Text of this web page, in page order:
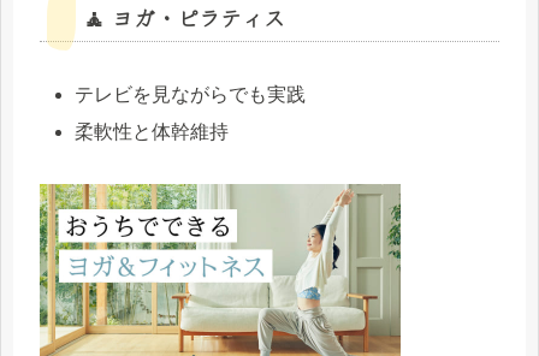
🧘 ヨガ・ピラティス
テレビを見ながらでも実践
柔軟性と体幹維持